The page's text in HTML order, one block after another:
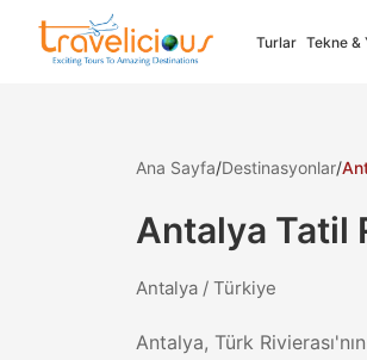
Turlar Tekne &
Select your
Türkçe
✓Full Support
Ana Sayfa/Destinasyonlar/
Antalya Tatil
Antalya / Türkiye
Antalya, Türk